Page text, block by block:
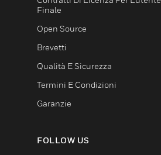
Finale
Open Source
Brevetti
Qualità E Sicurezza
Termini E Condizioni
Garanzie
FOLLOW US